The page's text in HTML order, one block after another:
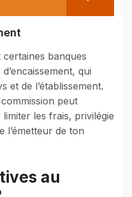
banques
qui
et de l’établissement.
peut
les frais, privilégie
l’émetteur de ton
au